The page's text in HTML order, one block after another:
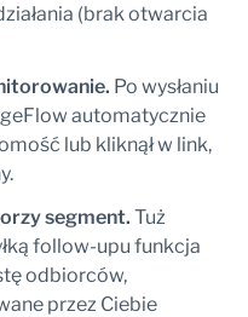
(brak otwarcia
Po wysłaniu
automatycznie
lub kliknął w link,
segment. Tuż
follow-upu funkcja
odbiorców,
przez Ciebie